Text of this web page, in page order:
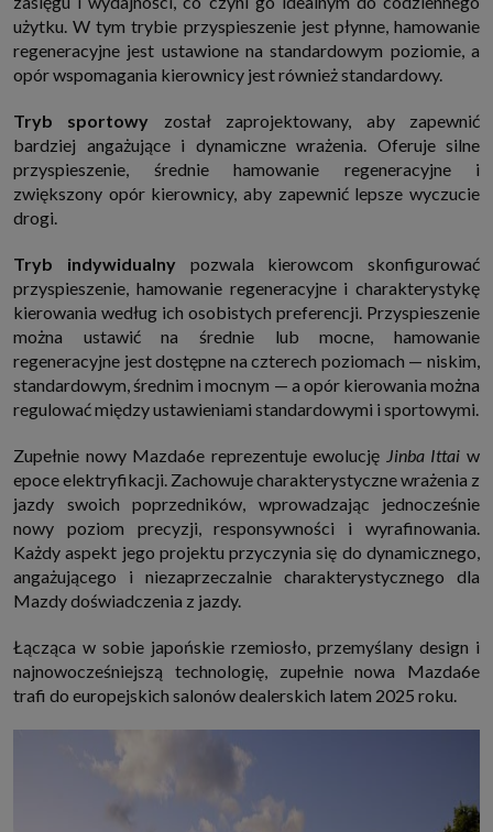
użytku. W tym trybie przyspieszenie jest płynne, hamowanie
regeneracyjne jest ustawione na standardowym poziomie, a
opór wspomagania kierownicy jest również standardowy.
Tryb sportowy został zaprojektowany, aby zapewnić
bardziej angażujące i dynamiczne wrażenia. Oferuje silne
przyspieszenie, średnie hamowanie regeneracyjne i
zwiększony opór kierownicy, aby zapewnić lepsze wyczucie
drogi.
Tryb indywidualnypozwala kierowcom skonfigurować
przyspieszenie, hamowanie regeneracyjne i charakterystykę
kierowania według ich osobistych preferencji. Przyspieszenie
można ustawić na średnie lub mocne, hamowanie
regeneracyjne jest dostępne na czterech poziomach — niskim,
standardowym, średnim i mocnym — a opór kierowania można
regulować między ustawieniami standardowymi i sportowymi.
Zupełnie nowy Mazda6e reprezentuje ewolucję Jinba Ittai w
epoce elektryfikacji. Zachowuje charakterystyczne wrażenia z
jazdy swoich poprzedników, wprowadzając jednocześnie
nowy poziom precyzji, responsywności i wyrafinowania.
Każdy aspekt jego projektu przyczynia się do dynamicznego,
angażującego i niezaprzeczalnie charakterystycznego dla
Mazdy doświadczenia z jazdy.
Łącząca w sobie japońskie rzemiosło, przemyślany design i
najnowocześniejszą technologię, zupełnie nowa Mazda6e
trafi do europejskich salonów dealerskich latem 2025 roku.